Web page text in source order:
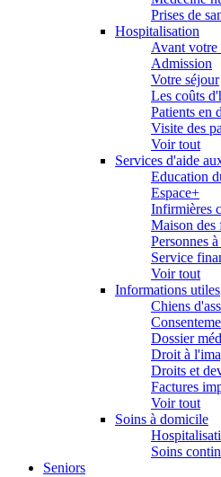
Prises de
Hospitalisation
Avant votre
Admission
Votre séjour
Les coûts
Patients en
Visite des
Voir tout
Services d'aide
Education
Espace+
Infirmières
Maison des
Personnes
Service
Voir tout
Informations utiles
Chiens
Dossier
Droit à
Droits et
Factures
Voir tout
Soins à domicile
Soins
Seniors